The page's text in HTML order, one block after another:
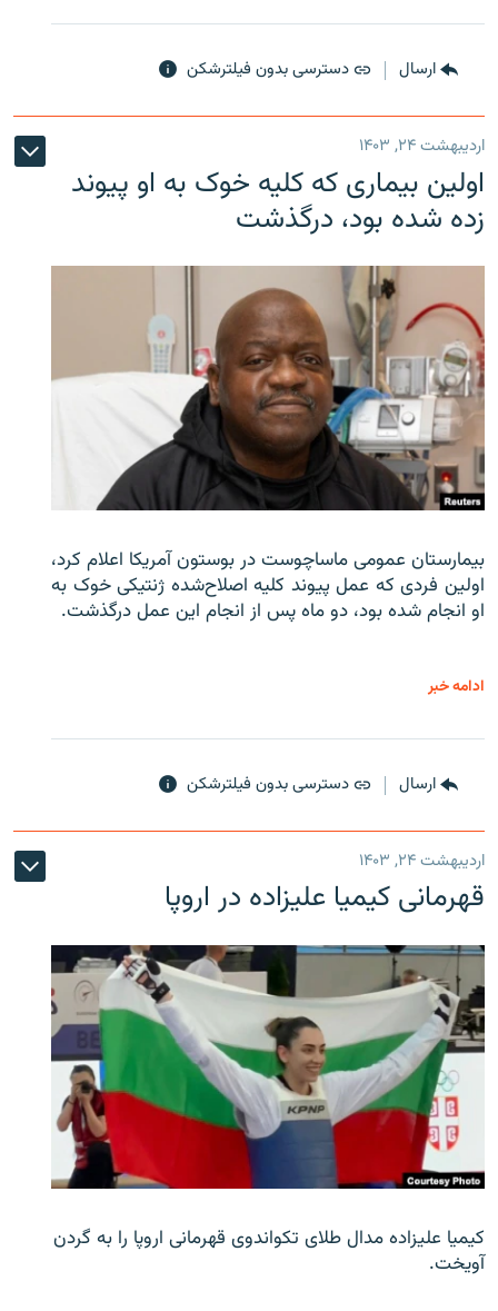
ارسال دسترسی بدون فیلترشکن
اردیبهشت ۲۴, ۱۴۰۳
اولین بیماری که کلیه خوک به او پیوند
زده شده بود، درگذشت
بیمارستان عمومی ماساچوست در بوستون آمریکا اعلام کرد،
اولین فردی که عمل پیوند کلیه اصلاح‌شده ژنتیکی خوک به
او انجام شده بود، دو ماه پس از انجام این عمل درگذشت.
ادامه خبر
ارسال دسترسی بدون فیلترشکن
اردیبهشت ۲۴, ۱۴۰۳
قهرمانی کیمیا علیزاده در اروپا
کیمیا علیزاده مدال طلای تکواندوی قهرمانی اروپا را به گردن
آویخت.